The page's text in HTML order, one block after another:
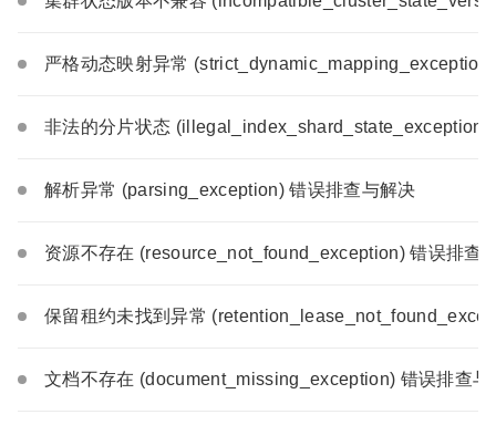
严格动态映射异常
非法的分片状态 (illegal_index_shard_state_exception)
解析异常 (parsing_exception) 错误排查与解决
资源不存在 (resource_not_found_exception) 错误排查
保留租约未找到异常
文档不存在 (document_missing_exception) 错误排查与